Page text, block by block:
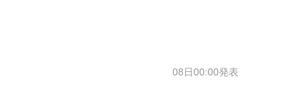
08日00:00発表